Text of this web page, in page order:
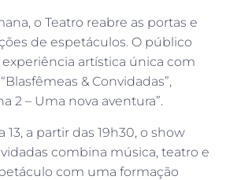
o Teatro reabre as portas e
de espetáculos. O público
artística única com
& Convidadas”,
2 – Uma nova aventura”.
13, a partir das 19h30, o show
combina música, teatro e
com uma formação